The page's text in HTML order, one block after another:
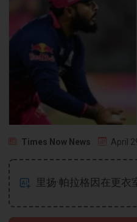
Times Now News April
里扬·帕拉格因在更衣